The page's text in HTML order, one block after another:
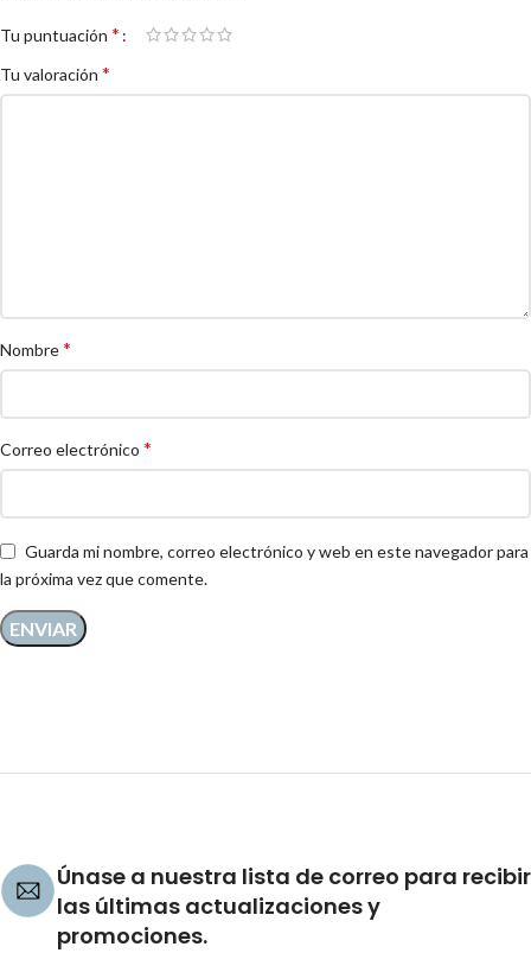
Tu puntuación *
Tu valoración *
Nombre*
Correo electrónico *
Guarda mi nombre, correo electrónico y web en este navegador para
la próxima vez que comente.
Únase a nuestra lista de correo para recibir
las últimas actualizaciones y
promociones.